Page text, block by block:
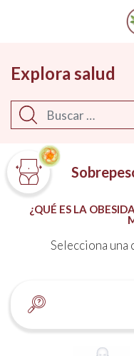
Main
Explora salud
Buscar
¿QUÉ ES LA
Selecciona